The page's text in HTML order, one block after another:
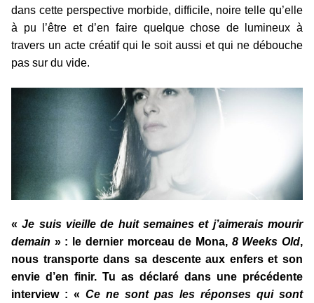
dans cette perspective morbide, difficile, noire telle qu’elle
à pu l’être et d’en faire quelque chose de lumineux à
travers un acte créatif qui le soit aussi et qui ne débouche
pas sur du vide.
«Je suis vieille de huit semaines et j’aimerais mourir
demain » : le dernier morceau de Mona, 8 Weeks Old,
nous transporte dans sa descente aux enfers et son
envie d’en finir. Tu as déclaré dans une précédente
interview : « Ce ne sont pas les réponses qui sont